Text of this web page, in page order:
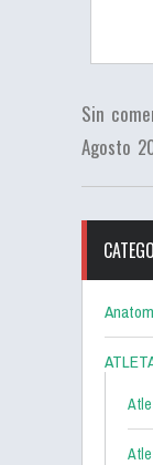
Sin
Agosto